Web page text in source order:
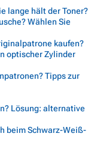
lange hält der Toner?
Wählen Sie
kaufen?
optischer Zylinder
Tipps zur
Lösung: alternative
beim Schwarz-Weiß-